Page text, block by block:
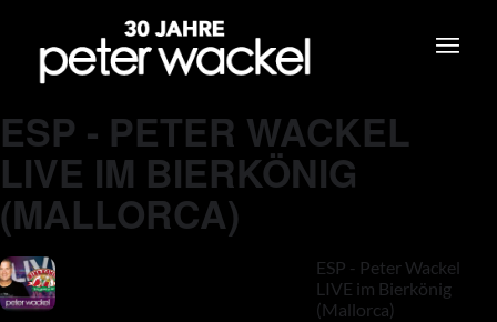
ESP - PETER WACKEL
LIVE IM BIERKÖNIG
(MALLORCA)
ESP - Peter Wackel
LIVE im Bierkönig
(Mallorca)